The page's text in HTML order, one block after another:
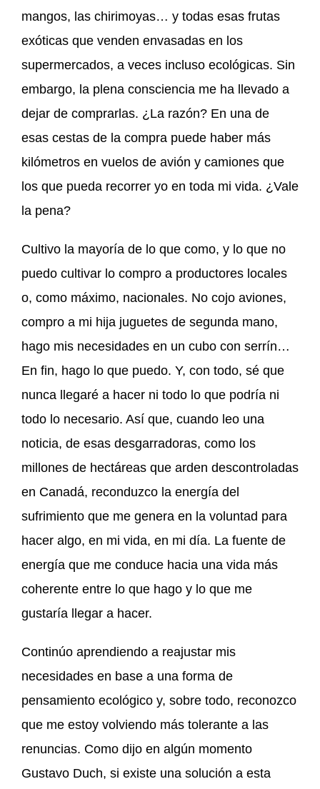
mangos, las chirimoyas… y todas esas frutas
exóticas que venden envasadas en los
supermercados, a veces incluso ecológicas. Sin
embargo, la plena consciencia me ha llevado a
dejar de comprarlas. ¿La razón? En una de
esas cestas de la compra puede haber más
kilómetros en vuelos de avión y camiones que
los que pueda recorrer yo en toda mi vida. ¿Vale
la pena?
Cultivo la mayoría de lo que como, y lo que no
puedo cultivar lo compro a productores locales
o, como máximo, nacionales. No cojo aviones,
compro a mi hija juguetes de segunda mano,
hago mis necesidades en un cubo con serrín…
En fin, hago lo que puedo. Y, con todo, sé que
nunca llegaré a hacer ni todo lo que podría ni
todo lo necesario. Así que, cuando leo una
noticia, de esas desgarradoras, como los
millones de hectáreas que arden descontroladas
en Canadá, reconduzco la energía del
sufrimiento que me genera en la voluntad para
hacer algo, en mi vida, en mi día. La fuente de
energía que me conduce hacia una vida más
coherente entre lo que hago y lo que me
gustaría llegar a hacer.
Continúo aprendiendo a reajustar mis
necesidades en base a una forma de
pensamiento ecológico y, sobre todo, reconozco
que me estoy volviendo más tolerante a las
renuncias. Como dijo en algún momento
Gustavo Duch, si existe una solución a esta